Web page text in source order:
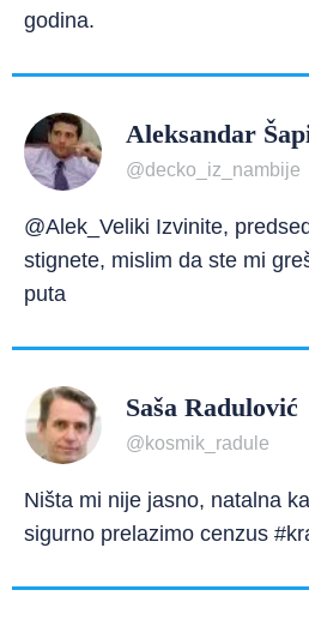
godina.
Aleksandar
@decko_iz_nambije
@Alek_Veliki Izvinite,
stignete, mislim da ste mi
puta
Saša Radulović
@kosmik_radule
Ništa mi nije jasno, natalna
sigurno prelazimo cenzus